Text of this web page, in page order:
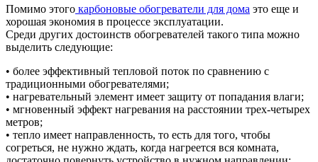
Помимо этого карбоновые обогреватели для дома это еще и
хорошая экономия в процессе эксплуатации.
Среди других достоинств обогревателей такого типа можно
выделить следующие:
• более эффективный тепловой поток по сравнению с
традиционными обогревателями;
• нагревательный элемент имеет защиту от попадания влаги;
• мгновенный эффект нагревания на расстоянии трех-четырех
метров;
• тепло имеет направленность, то есть для того, чтобы
согреться, не нужно ждать, когда нагреется вся комната,